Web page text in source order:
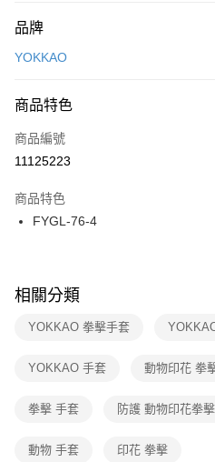
台灣樂天信用卡公司
【關於「AFTEE先享後付」】
便利好安心！
３．安心：先確認商品／服務後，再付款
【「AFTEE先享後付」結帳流程】
１．於結帳方式選擇「AFTEE先享後付
２．訂單成立數日內，您將收到繳費通知
３．收到繳費通知簡訊後14天內，點擊
ATM／網路銀行／等多元方式進行付款
※ 交易是否成功請以「AFTEE先享後付
是否繳費成功／繳費後需取消欲退款等
客戶支援中心」https://
１．透過由恩沛科技股份有限公司提供
權轉讓予恩沛科技股份有限公司。
３．未成年的使用者請事先徵得法定代
運送方式
每筆NT$100，滿NT$1,500(含以上)
宅配
每筆NT$100，滿NT$1,500(含以上)
付款後門市自取
每筆NT$100，滿NT$1,500(含以上)
品牌
YOKKAO
商品特色
商品編號
11125223
商品特色
FYGL-76-4
相關分類
YOKKAO 拳擊手套
YOKKAO 手套 動物印花 拳
拳擊 手套 防護 動物印花拳
動物 手套 印花 拳擊